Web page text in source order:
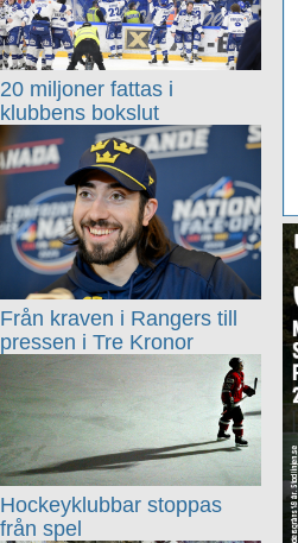
20 miljoner fattas i
klubbens bokslut
Från kraven i Rangers till
pressen i Tre Kronor
Hockeyklubbar stoppas
från spel